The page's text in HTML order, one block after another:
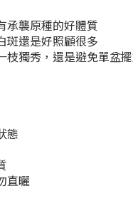
承襲原種的好體質
斑還是好照顧很多
獨秀，還是避免單盆
態
直曬